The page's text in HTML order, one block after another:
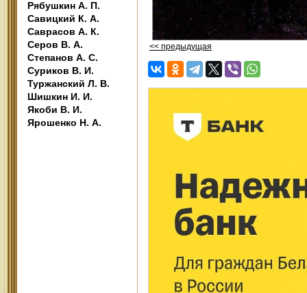
Рябушкин А. П.
Савицкий К. А.
Саврасов А. К.
Серов В. А.
Степанов А. С.
Суриков В. И.
Туржанский Л. В.
Шишкин И. И.
Якоби В. И.
Ярошенко Н. А.
<< предыдущая